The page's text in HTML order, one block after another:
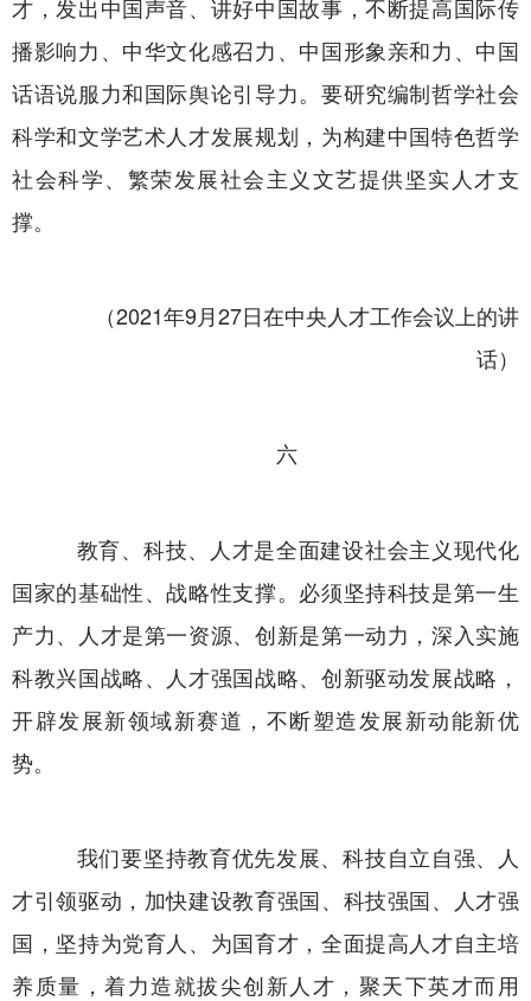
才，发出中国声音、讲好中国故事，不断提高国际传
播影响力、中华文化感召力、中国形象亲和力、中国
话语说服力和国际舆论引导力。要研究编制哲学社会
科学和文学艺术人才发展规划，为构建中国特色哲学
社会科学、繁荣发展社会主义文艺提供坚实人才支
撑。
（2021年9月27日在中央人才工作会议上的讲
话）
六
教育、科技、人才是全面建设社会主义现代化
国家的基础性、战略性支撑。必须坚持科技是第一生
产力、人才是第一资源、创新是第一动力，深入实施
科教兴国战略、人才强国战略、创新驱动发展战略，
开辟发展新领域新赛道，不断塑造发展新动能新优
势。
我们要坚持教育优先发展、科技自立自强、人
才引领驱动，加快建设教育强国、科技强国、人才强
国，坚持为党育人、为国育才，全面提高人才自主培
养质量，着力造就拔尖创新人才，聚天下英才而用